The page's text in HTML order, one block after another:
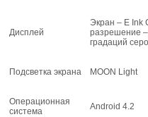
Дисплей
Экран – E Ink
разрешение –
градаций
Подсветка экрана MOON Light
Операционная
система
Android 4.2